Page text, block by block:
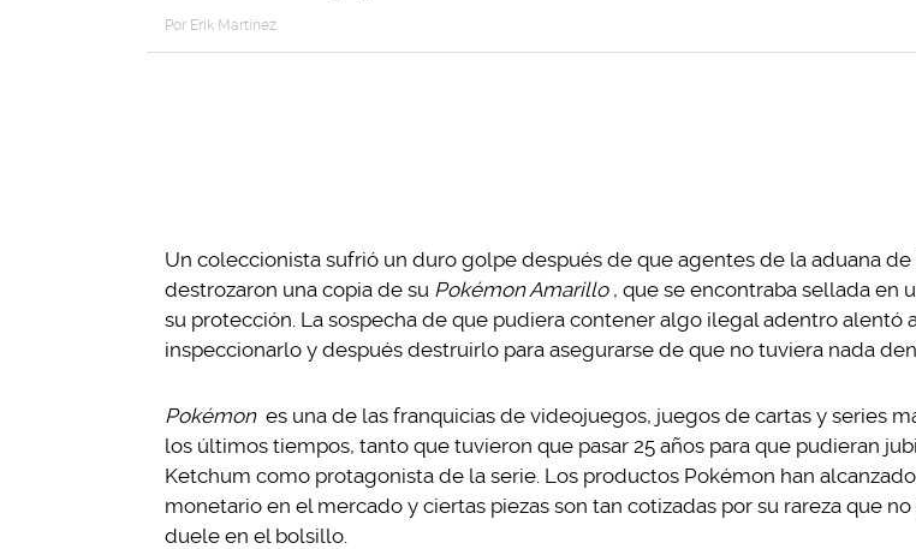
Por Erik Martinez
Un coleccionista sufrió un duro golpe después de que agentes de la aduana de
destrozaron una copia de su Pokémon Amarillo , que se encontraba sellada en
su protección. La sospecha de que pudiera contener algo ilegal adentro alentó
inspeccionarlo y después destruirlo para asegurarse de que no tuviera nada
Pokémon es una de las franquicias de videojuegos, juegos de cartas y series
los últimos tiempos, tanto que tuvieron que pasar 25 años para que pudieran
Ketchum como protagonista de la serie. Los productos Pokémon han
monetario en el mercado y ciertas piezas son tan cotizadas por su rareza que
duele en el bolsillo.